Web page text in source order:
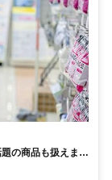
の商品も扱えま